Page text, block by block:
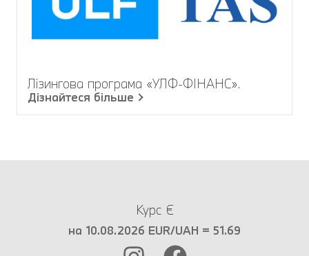
Лізингова програма «УЛФ-ФІНАНС».
Дізнайтеся більше
Курс €
на 10.08.2026 EUR/UAH = 51.69